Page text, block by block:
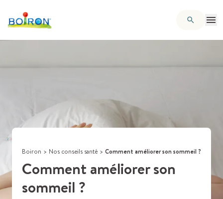
Boiron > Nos conseils santé > Comment améliorer son sommeil ?
Comment améliorer son
sommeil ?